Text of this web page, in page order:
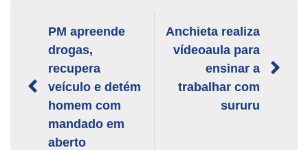
PM apreende
drogas,
recupera
veículo e detém
homem com
mandado em
aberto
Anchieta realiza
vídeoaula para
ensinar a
trabalhar com
sururu